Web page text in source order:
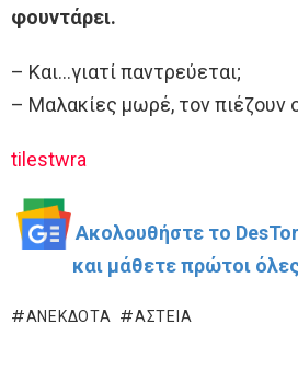
φουντάρει.
– Και…γιατί παντρεύεται;
– Μαλακίες μωρέ, τον πιέζουν
tilestwra
Ακολουθήστε το
και μάθετε πρώτοι όλες
ΑΝΈΚΔΟΤΑ ΑΣΤΕΊΑ